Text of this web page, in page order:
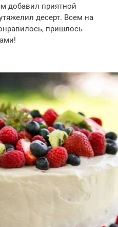
добавил приятной
десерт. Всем на
пришлось